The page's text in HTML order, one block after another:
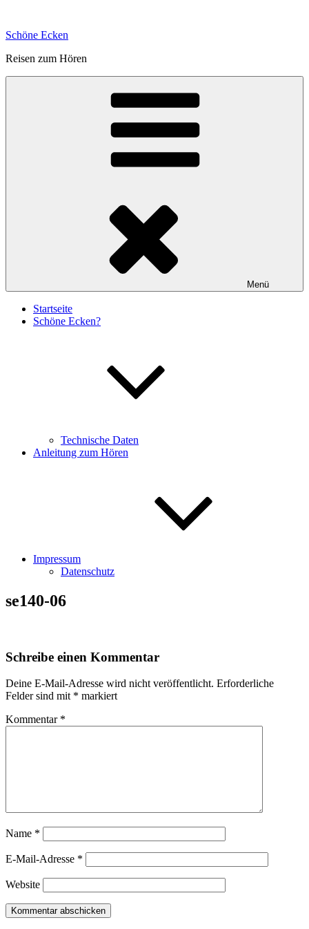
springen
Schöne Ecken
Reisen zum Hören
Menü
Startseite
Schöne Ecken?
Technische Daten
Anleitung zum Hören
Impressum
Datenschutz
se140-06
Schreibe einen Kommentar
Deine E-Mail-Adresse wird nicht veröffentlicht. Erforderliche
Felder sind mit * markiert
Kommentar *
Name *
E-Mail-Adresse *
Website